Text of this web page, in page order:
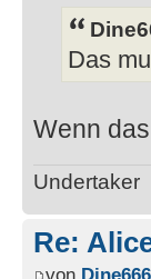
Das
Wenn
Undertaker
Re: